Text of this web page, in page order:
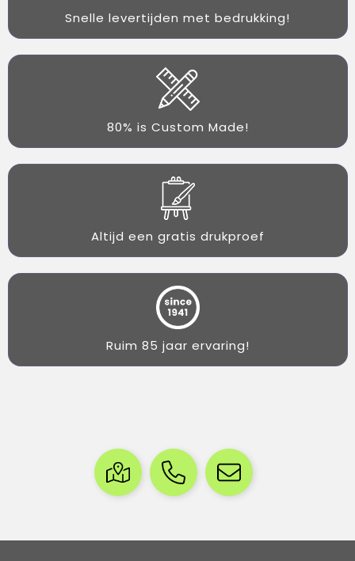
Snelle levertijden met bedrukking!
80% is Custom Made!
Altijd een gratis drukproef
Ruim 85 jaar ervaring!